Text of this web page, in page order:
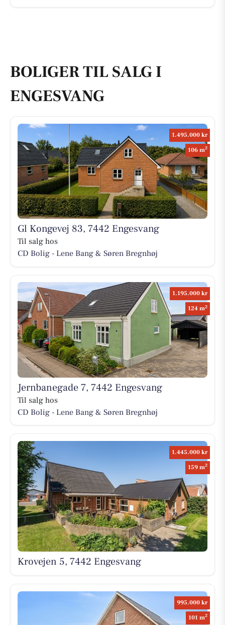
BOLIGER TIL SALG I
ENGESVANG
1.495.000 kr
106 m2
Gl Kongevej 83, 7442 Engesvang
Til salg hos
CD Bolig - Lene Bang & Søren Bregnhøj
1.195.000 kr
124 m2
Jernbanegade 7, 7442 Engesvang
Til salg hos
CD Bolig - Lene Bang & Søren Bregnhøj
1.445.000 kr
159 m2
Krovejen 5, 7442 Engesvang
995.000 kr
101 m2